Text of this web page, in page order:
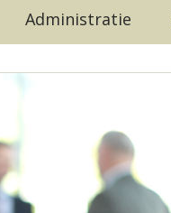
Administratie